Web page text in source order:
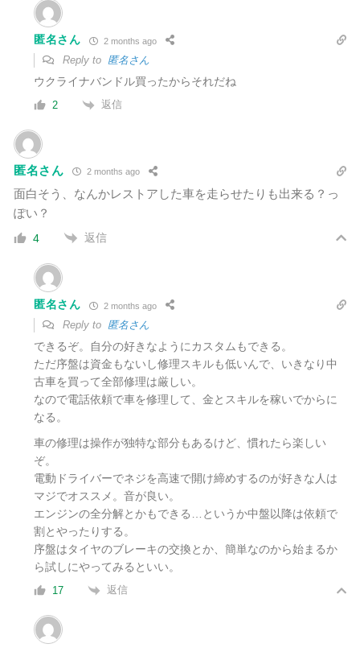
匿名さん 2 months ago
Reply to 匿名さん
ウクライナバンドル買ったからそれだね
2 返信
匿名さん 2 months ago
面白そう、なんかレストアした車を走らせたりも出来る？っ
ぽい？
4 返信
匿名さん 2 months ago
Reply to 匿名さん
できるぞ。自分の好きなようにカスタムもできる。
ただ序盤は資金もないし修理スキルも低いんで、いきなり中
古車を買って全部修理は厳しい。
なので電話依頼で車を修理して、金とスキルを稼いでからに
なる。
車の修理は操作が独特な部分もあるけど、慣れたら楽しい
ぞ。
電動ドライバーでネジを高速で開け締めするのが好きな人は
マジでオススメ。音が良い。
エンジンの全分解とかもできる…というか中盤以降は依頼で
割とやったりする。
序盤はタイヤのブレーキの交換とか、簡単なのから始まるか
ら試しにやってみるといい。
17 返信